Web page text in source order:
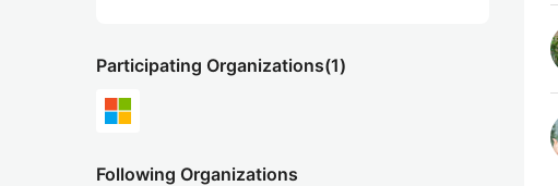
Participating Organizations(1)
Following Organizations